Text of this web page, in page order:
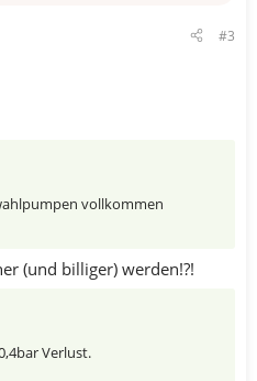
#3
vollkommen
(und billiger) werden!?!
Verlust.